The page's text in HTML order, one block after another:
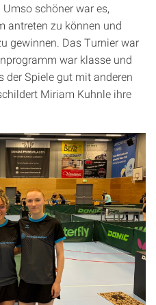
schöner war es,
antreten zu können und
gewinnen. Das Turnier war
war klasse und
der Spiele gut mit anderen
Miriam Kuhnle ihre